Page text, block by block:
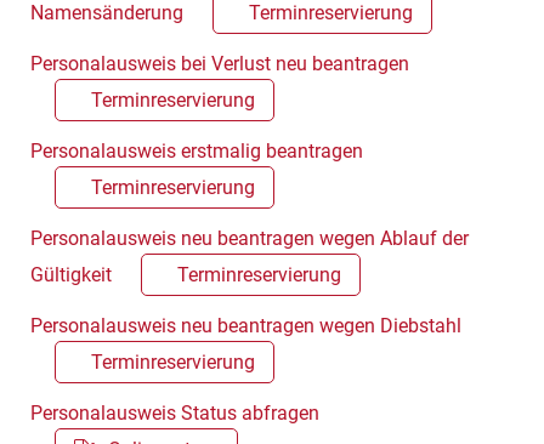
Namensänderung
Terminreservierung
Personalausweis bei Verlust neu beantragen
Terminreservierung
Personalausweis erstmalig beantragen
Terminreservierung
Personalausweis neu beantragen wegen Ablauf der
Gültigkeit
Terminreservierung
Personalausweis neu beantragen wegen Diebstahl
Terminreservierung
Personalausweis Status abfragen